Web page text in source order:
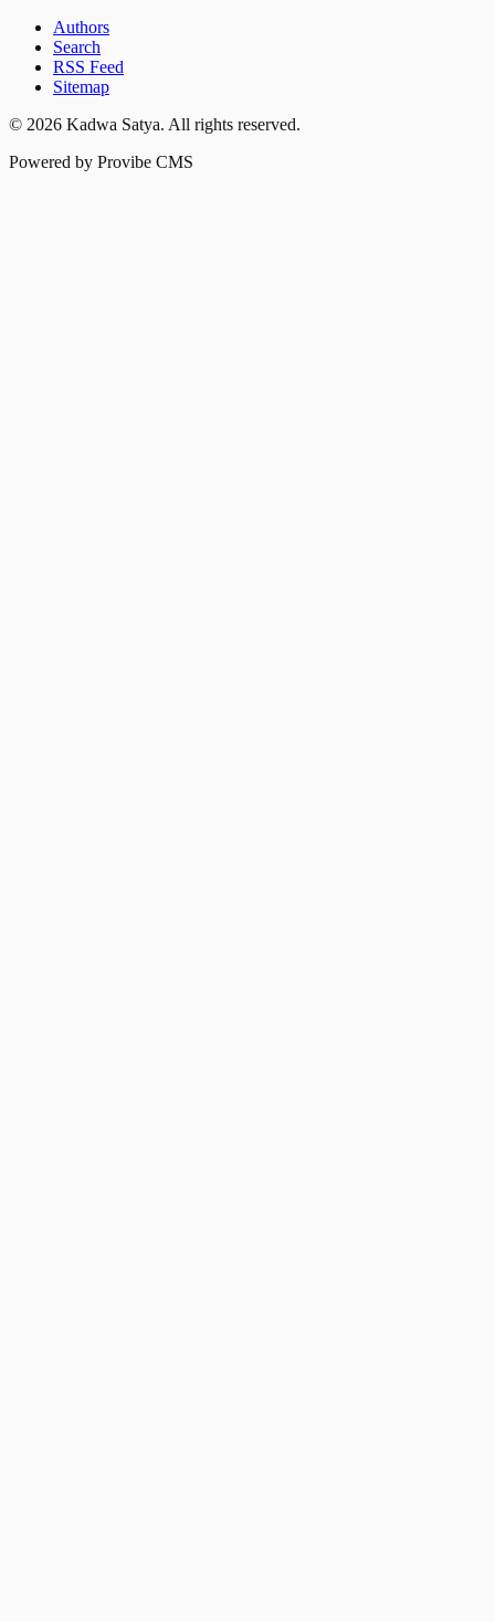
Authors
Search
RSS Feed
Sitemap
© 2026 Kadwa Satya. All rights reserved.
Powered by Provibe CMS